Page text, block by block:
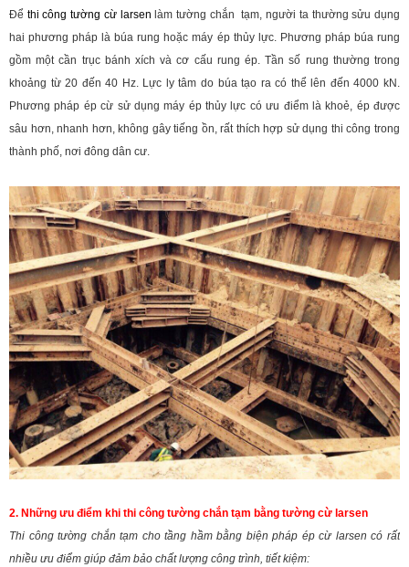
Để thi công tường cừ larsen làm tường chắn tạm, người ta thường sửu dụng
hai phương pháp là búa rung hoặc máy ép thủy lực. Phương pháp búa rung
gồm một cần trục bánh xích và cơ cấu rung ép. Tần số rung thường trong
khoảng từ 20 đến 40 Hz. Lực ly tâm do búa tạo ra có thể lên đến 4000 kN.
Phương pháp ép cừ sử dụng máy ép thủy lực có ưu điểm là khoẻ, ép được
sâu hơn, nhanh hơn, không gây tiếng ồn, rất thích hợp sử dụng thi công trong
thành phố, nơi đông dân cư.
2. Những ưu điểm khi thi công tường chắn tạm bằng tường cừ larsen
Thi công tường chắn tạm cho tầng hầm bằng biện pháp ép cừ larsen có rất
nhiều ưu điểm giúp đảm bảo chất lượng công trình, tiết kiệm: